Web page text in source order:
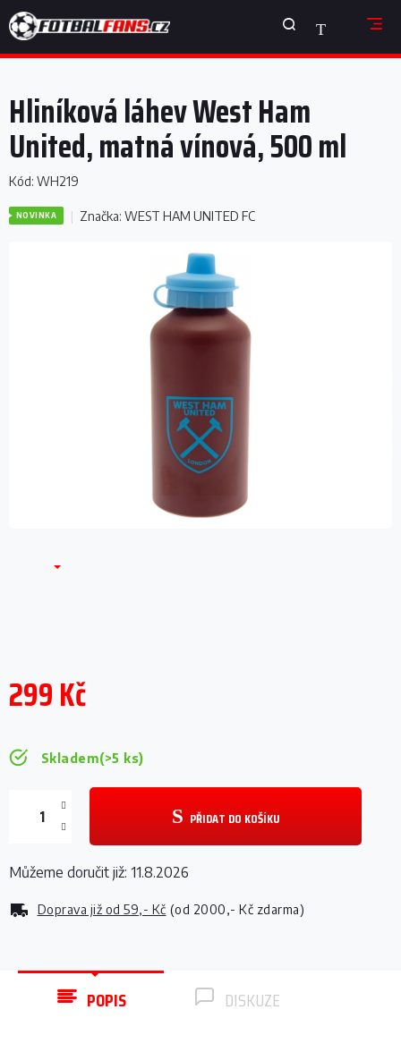
na
obsah
NÁKUPNÍ
KOŠÍK
Hliníková láhev West Ham
United, matná vínová, 500 ml
Kód: WH219
NOVINKA Značka:WEST HAM UNITED FC
299 Kč
Skladem(>5 ks)
Doprava již od 59,- Kč (od 2000,- Kč zdarma)
PŘIDAT DO KOŠÍKU
Můžeme doručit již: 11.8.2026
POPIS DISKUZE